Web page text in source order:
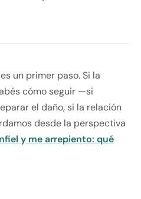
un primer paso. Si la
cómo seguir —si
el daño, si la relación
desde la perspectiva
y me arrepiento: qué